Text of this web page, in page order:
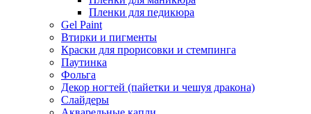
Пленки для педикюра
Gel Paint
Втирки и пигменты
Краски для прорисовки и стемпинга
Паутинка
Фольга
Декор ногтей (пайетки и чешуя дракона)
Слайдеры